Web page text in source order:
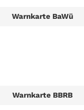
Warnkarte BaWü
Warnkarte BBRB